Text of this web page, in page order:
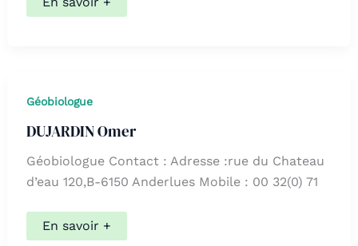
Bernard
Géobiologue
DUJARDIN Omer
Géobiologue Contact : Adresse :rue du Chateau
d’eau 120,B-6150 Anderlues Mobile : 00 32(0) 71
DUJARDIN
Omer
En savoir +